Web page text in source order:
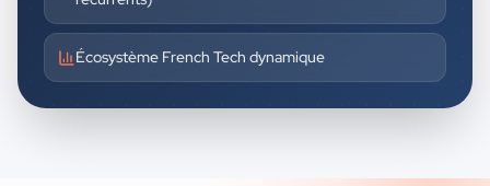
Écosystème French Tech dynamique